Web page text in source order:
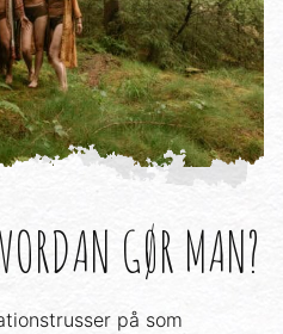
GØR MAN?
på som